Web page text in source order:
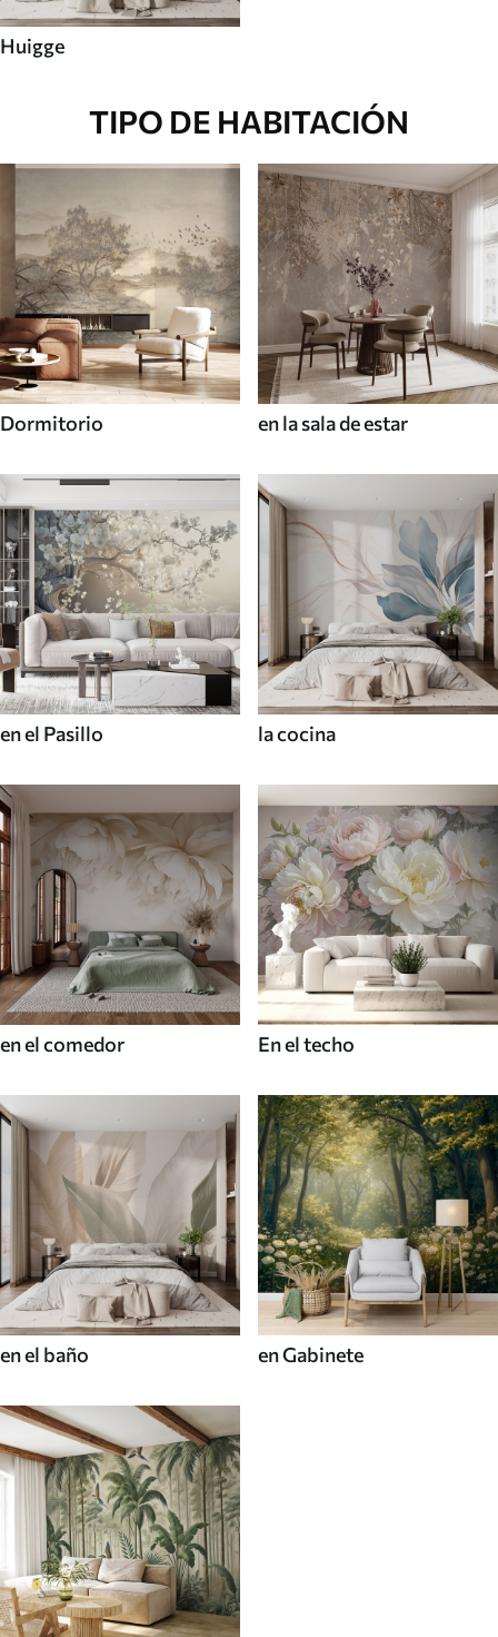
Huigge
TIPO DE HABITACIÓN
Dormitorio en la sala de estar
en el Pasillo la cocina
en el comedor En el techo
en el baño en Gabinete